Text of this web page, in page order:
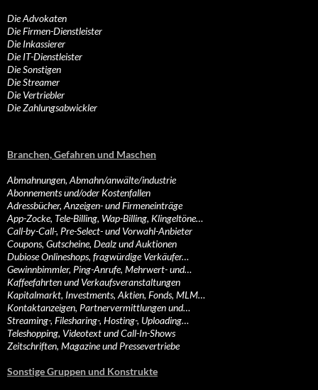
Die Advokaten
Die Firmen-Dienstleister
Die Inkassierer
Die IT-Dienstleister
Die Sonstigen
Die Streamer
Die Vertriebler
Die Zahlungsabwickler
Branchen, Gefahren und Maschen
Abmahnungen, Abmahn/anwälte/industrie
Abonnements und/oder Kostenfallen
Adressbücher, Anzeigen- und Firmeneinträge
App-Zocke, Tele-Billing, Wap-Billing, Klingeltöne…
Call-by-Call-, Pre-Select- und Vorwahl-Anbieter
Coupons, Gutscheine, Dealz und Auktionen
Dubiose Onlineshops, fragwürdige Verkäufer…
Gewinnbimmler, Ping-Anrufe, Mehrwert- und…
Kaffeefahrten und Verkaufsveranstaltungen
Kapitalmarkt, Investments, Aktien, Fonds, MLM…
Kontaktanzeigen, Partnervermittlungen und…
Streaming-, Filesharing-, Hosting-, Uploading…
Teleshopping, Videotext und Call-In-Shows
Zeitschriften, Magazine und Pressevertriebe
Sonstige Gruppen und Konstrukte